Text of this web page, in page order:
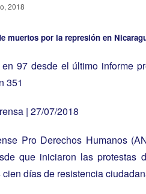
2018
muertos por la represión en
97 desde el último informe
351
| 27/07/2018
Pro Derechos Humanos
que iniciaron lasprotestas
días de resistencia